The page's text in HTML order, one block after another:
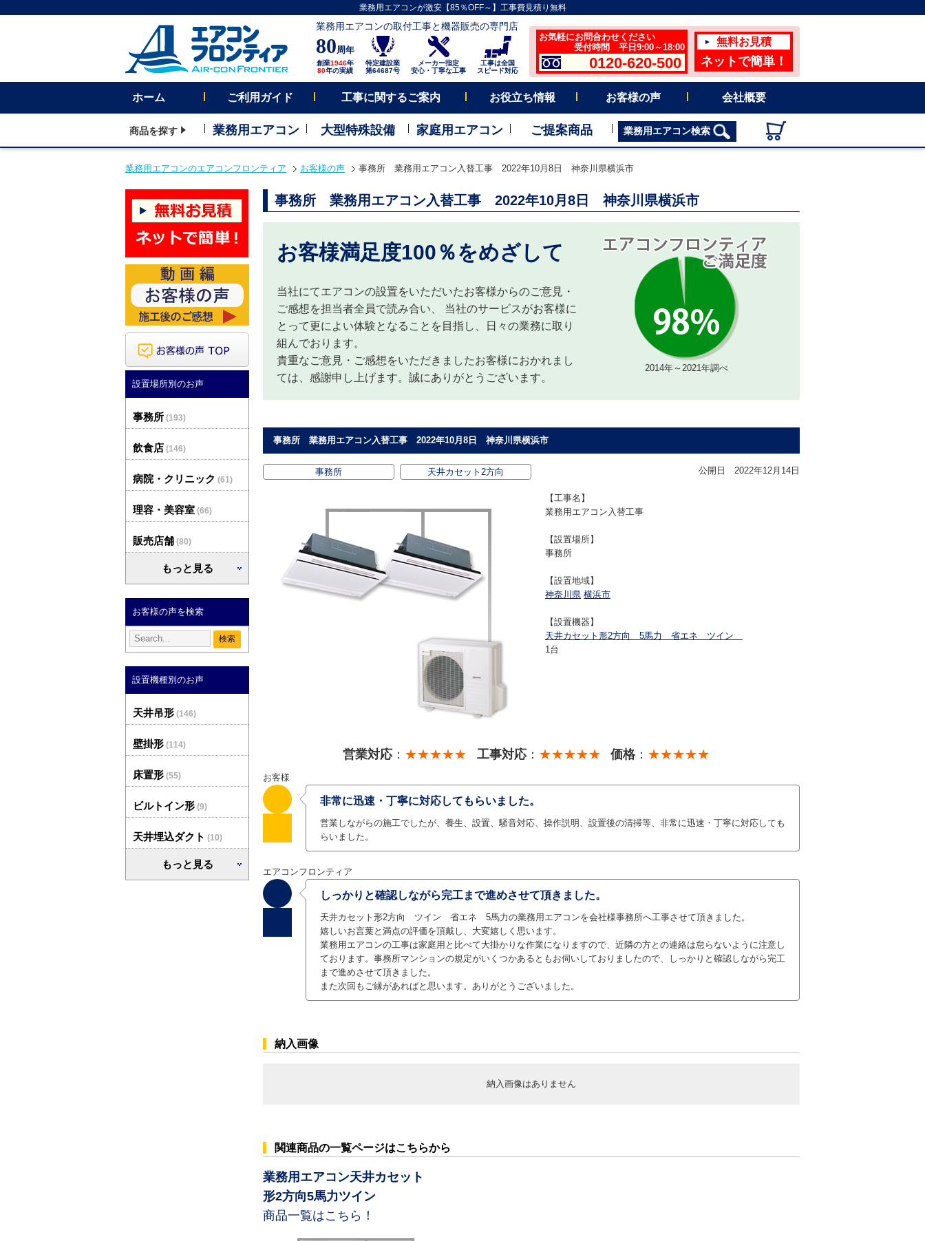
業務用エアコンが激安【85％OFF～】工事費見積り無料
業務用エアコンの取付工事と機器販売の専門店
80周年
創業1946年
80年の実績
特定建設業
第64687号
メーカー指定
安心・丁寧な工事
工事は全国
スピード対応
お気軽にお問合わせください
受付時間 平日9:00～18:00
0120-620-500
無料お見積
ネットで簡単！
ホーム ご利用ガイド 工事に関するご案内 お役立ち情報 お客様の声 会社概要
商品を探す 業務用エアコン 大型特殊設備 家庭用エアコン ご提案商品 業務用エアコン検索
業務用エアコンのエアコンフロンティア お客様の声 事務所 業務用エアコン入替工事 2022年10月8日 神奈川県横浜市
設置場所別のお声
事務所 (193)
飲食店 (146)
病院・クリニック (61)
理容・美容室 (66)
販売店舗 (80)
もっと見る
お客様の声を検索
設置機種別のお声
天井吊形 (146)
壁掛形 (114)
床置形 (55)
ビルトイン形 (9)
天井埋込ダクト (10)
もっと見る
事務所 業務用エアコン入替工事 2022年10月8日 神奈川県横浜市
お客様満足度100％をめざして
当社にてエアコンの設置をいただいたお客様からのご意見・
ご感想を担当者全員で読み合い、 当社のサービスがお客様に
とって更によい体験となることを目指し、日々の業務に取り
組んでおります。
貴重なご意見・ご感想をいただきましたお客様におかれまし
ては、感謝申し上げます。誠にありがとうございます。
2014年～2021年調べ
事務所 業務用エアコン入替工事 2022年10月8日 神奈川県横浜市
事務所 天井カセット2方向 公開日 2022年12月14日
【工事名】
業務用エアコン入替工事
【設置場所】
事務所
【設置地域】
神奈川県 横浜市
【設置機器】
天井カセット形2方向 5馬力 省エネ ツイン
1台
営業対応： ★★★★★ 工事対応： ★★★★★ 価格： ★★★★★
お客様
非常に迅速・丁寧に対応してもらいました。
営業しながらの施工でしたが、養生、設置、騒音対応、操作説明、設置後の清掃等、非常に迅速・丁寧に対応しても
らいました。
エアコンフロンティア
しっかりと確認しながら完工まで進めさせて頂きました。
天井カセット形2方向 ツイン 省エネ 5馬力の業務用エアコンを会社様事務所へ工事させて頂きました。
嬉しいお言葉と満点の評価を頂戴し、大変嬉しく思います。
業務用エアコンの工事は家庭用と比べて大掛かりな作業になりますので、近隣の方との連絡は怠らないように注意し
ております。事務所マンションの規定がいくつかあるともお伺いしておりましたので、しっかりと確認しながら完工
まで進めさせて頂きました。
また次回もご縁があればと思います。ありがとうございました。
納入画像
納入画像はありません
関連商品の一覧ページはこちらから
業務用エアコン天井カセット
形2方向5馬力ツイン
商品一覧はこちら！